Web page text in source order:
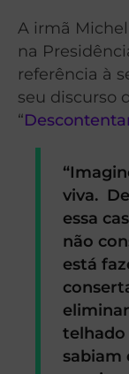
A irmã
na
referência à
seu discurso
“
viva.
essa
não
está
telhado
sabiam